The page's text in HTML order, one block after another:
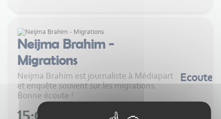
Neijma Brahim -
Migrations
Neijma Brahim est journaliste à Médiapart
et enquête souvent sur les migrations.
Bonne écoute !
15:00
Ecouter